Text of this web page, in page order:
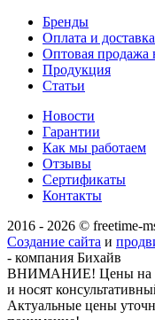
Бренды
Оплата и доставка
Оптовая
Продукция
Статьи
Новости
Гарантии
Как мы работаем
Отзывы
Сертификаты
Контакты
2016 - 2026 © freetime-
Создание сайта и
- компания Бихайв
ВНИМАНИЕ! Цены на
и носят
Актуальные цены